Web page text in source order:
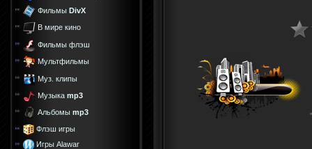
Фильмы DivX
В мире кино
Фильмы флэш
Мультфильмы
Муз. клипы
Музыка mp3
Альбомы mp3
Флэш игры
Игры Alawar